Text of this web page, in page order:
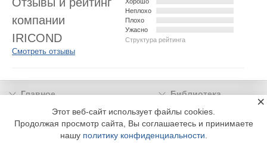
Структура рейтинга
Неплохо
Плохо
Ужасно
компании
IRICOND
Смотреть отзывы
Главное
Библиотека
Подписка
Реклама
Информация
Этот веб-сайт использует файлы cookies.
Продолжая просмотр сайта, Вы соглашаетесь и принимаете
нашу политику конфиденциальности
×